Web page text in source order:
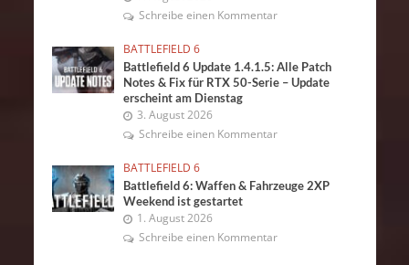
Schreibe einen Kommentar
BATTLEFIELD 6
Battlefield 6 Update 1.4.1.5: Alle Patch
Notes & Fix für RTX 50-Serie – Update
erscheint am Dienstag
3. August 2026
Schreibe einen Kommentar
BATTLEFIELD 6
Battlefield 6: Waffen & Fahrzeuge 2XP
Weekend ist gestartet
1. August 2026
Schreibe einen Kommentar